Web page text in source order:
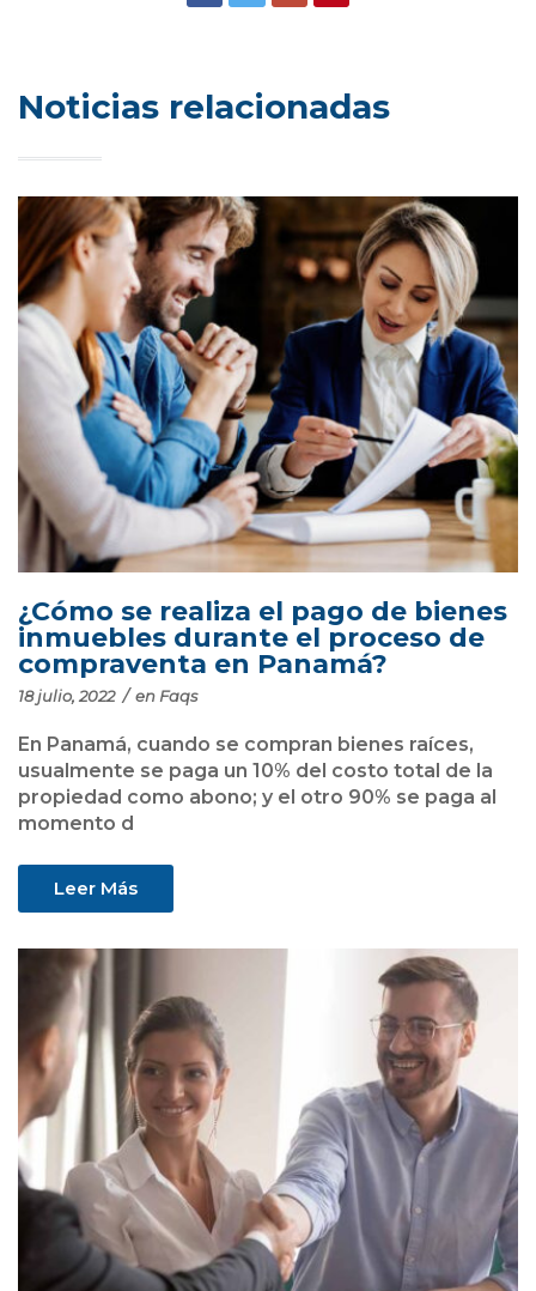
Noticias relacionadas
¿Cómo se realiza el pago de bienes
inmuebles durante el proceso de
compraventa en Panamá?
18 julio, 2022 /en Faqs
En Panamá, cuando se compran bienes raíces,
usualmente se paga un 10% del costo total de la
propiedad como abono; y el otro 90% se paga al
momento d
Leer Más